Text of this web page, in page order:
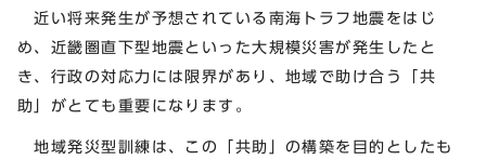
近い将来発生が予想されている南海トラフ地震をはじ
め、近畿圏直下型地震といった大規模災害が発生したと
き、行政の対応力には限界があり、地域で助け合う「共
助」がとても重要になります。
地域発災型訓練は、この「共助」の構築を目的としたも